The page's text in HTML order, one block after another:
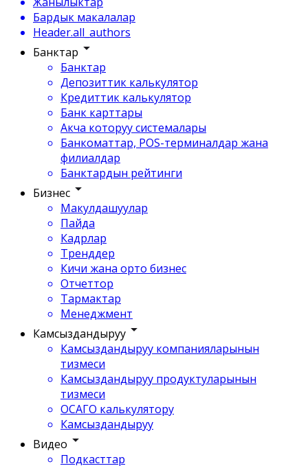
Бардык макалалар
Header.all_authors
Банктар
Банктар
Депозиттик калькулятор
Кредиттик калькулятор
Банк карттары
Акча которуу системалары
Банкоматтар, POS-терминалдар жана
филиалдар
Банктардын рейтинги
Бизнес
Макулдашуулар
Пайда
Кадрлар
Тренддер
Кичи жана орто бизнес
Отчеттор
Тармактар
Менеджмент
Камсыздандыруу
Камсыздандыруу компанияларынын
тизмеси
Камсыздандыруу продуктуларынын
тизмеси
ОСАГО калькулятору
Камсыздандыруу
Видео
Подкасттар